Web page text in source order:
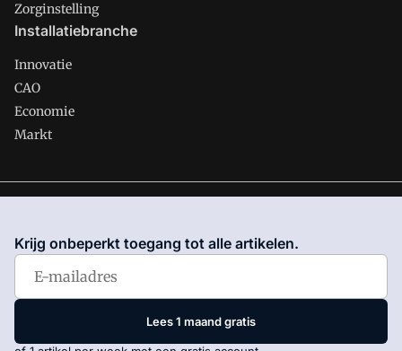
Zorginstelling
Installatiebranche
Innovatie
CAO
Economie
Markt
waar VMN media voor staat. Op gebruik van deze site zijn de
volgende regelingen van toepassing:Algemene Voorwaarden
Privacy en Cookie beleid
Krijg onbeperkt toegang tot alle artikelen.
Lees 1 maand gratis